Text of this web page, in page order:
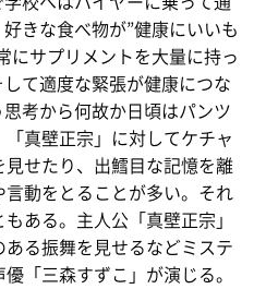
きな食べ物が”健康にいいも
にサプリメントを大量に持っ
て適度な緊張が健康につな
考から何故か日頃はパンツ
真壁正宗」に対してケチャ
せたり、出鱈目な記憶を離
動をとることが多い。それ
ある。主人公「真壁正宗」
る振舞を見せるなどミステ
「三森すずこ」が演じる。